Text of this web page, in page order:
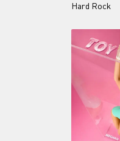
Hard Rock